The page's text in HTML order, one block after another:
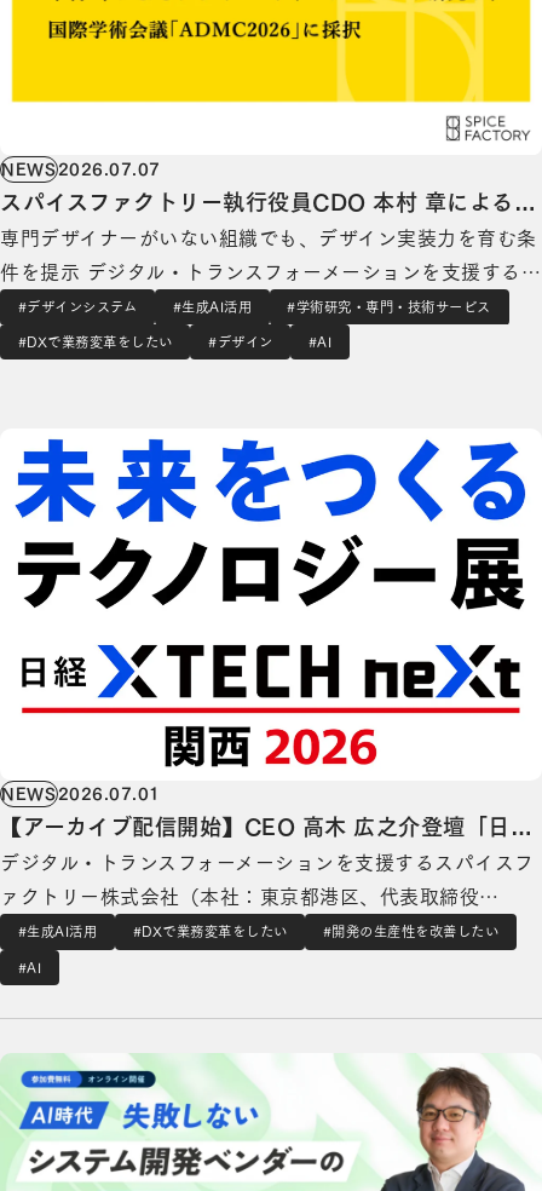
NEWS2026.07.07
スパイスファクトリー執行役員CDO 本村 章によるデ
ザイン・イネーブルメント研究が、国際学術会議
「ADMC2026」に採択
専門デザイナーがいない組織でも、デザイン実装力を育む条
件を提示 デジタル・トランスフォーメーションを支援する
スパイスファクトリー株式会社（本社：東京都港区、代表取
締役CEO：高木 広之介、以下「当社」） は、執行役員
#デザインシステム #生成AI活用 #学術研究・専門・技術サービス
#DXで業務変革をしたい #デザイン #AI
NEWS2026.07.01
【アーカイブ配信開始】CEO 高木 広之介登壇「日経
クロステックNEXT 関西 2026」ITレガシー問題特別
講演
デジタル・トランスフォーメーションを支援するスパイスフ
ァクトリー株式会社（本社：東京都港区、代表取締役
CEO：高木 広之介）は、2026年6月11日に開催された「日
経クロステックNEXT 関西 2026」にて、代表取締役CEO
#生成AI活用 #DXで業務変革をしたい #開発の生産性を改善したい
#AI